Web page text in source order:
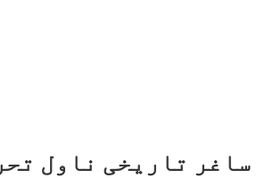
ساغر تاریخی ناول